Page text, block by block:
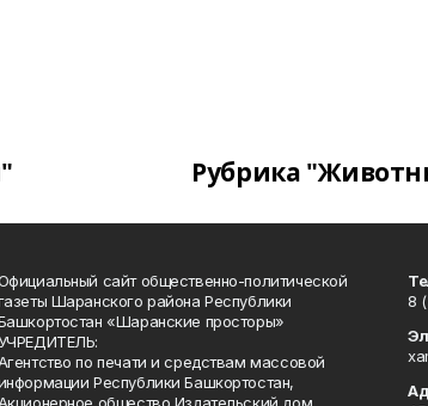
Рубрика
сайт общественно-политической
Шаранского района Республики
«Шаранские просторы»
УЧРЕДИТЕЛЬ:
по печати и средствам массовой
Республики Башкортостан,
8